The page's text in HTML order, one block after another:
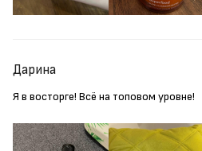
Дарина
Я в восторге! Всё на топовом уровне!